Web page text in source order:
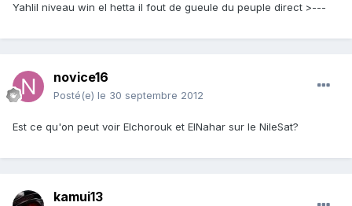
Yahlil niveau win el hetta il fout de gueule du peuple direct >---
novice16
Posté(e) le 30 septembre 2012
Est ce qu'on peut voir Elchorouk et ElNahar sur le NileSat?
kamui13